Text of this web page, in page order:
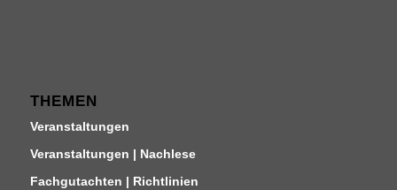
THEMEN
Veranstaltungen
Veranstaltungen | Nachlese
Fachgutachten | Richtlinien